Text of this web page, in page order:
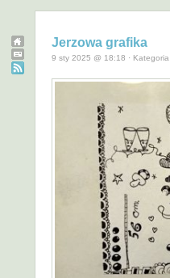
Jerzowa grafika
9 sty 2025 @ 18:18 · Kategoria